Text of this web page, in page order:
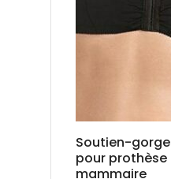
Soutien-gorge
pour prothèse
mammaire